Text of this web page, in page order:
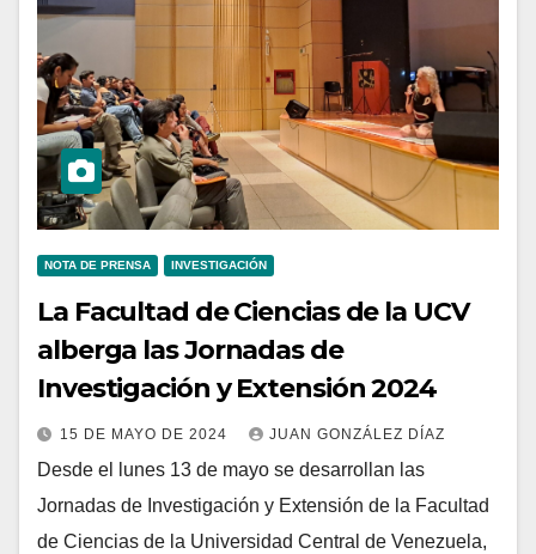
NOTA DE PRENSA INVESTIGACIÓN
La Facultad de Ciencias de la UCV
alberga las Jornadas de
Investigación y Extensión 2024
15 DE MAYO DE 2024 JUAN GONZÁLEZ DÍAZ
Desde el lunes 13 de mayo se desarrollan las
Jornadas de Investigación y Extensión de la Facultad
de Ciencias de la Universidad Central de Venezuela,